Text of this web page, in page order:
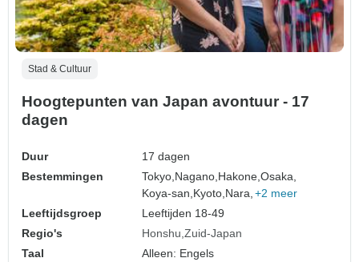
Stad & Cultuur
Hoogtepunten van Japan avontuur - 17
dagen
Duur
17 dagen
Bestemmingen
Tokyo, Nagano, Hakone,Osaka,
Koya-san, Kyoto, Nara, +2 meer
Leeftijdsgroep
Leeftijden 18-49
Regio's
Honshu Zuid-Japan
Taal
Alleen: Engels